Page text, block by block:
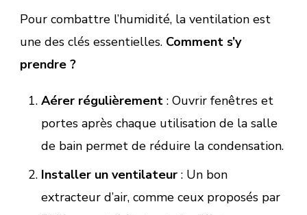
Pour combattre l’humidité, la ventilation est
une des clés essentielles. Comment s’y
prendre ?
Aérer régulièrement: Ouvrir fenêtres et
portes après chaque utilisation de la salle
de bain permet de réduire la condensation.
Installer un ventilateur: Un bon
extracteur d’air, comme ceux proposés par